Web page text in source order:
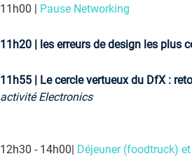
11h00 | Pause Networking
11h20 | les erreurs de design les plus
11h55 | Le cercle vertueux du DfX :
activité Electronics
12h30 - 14h00| Déjeuner (foodtruck)